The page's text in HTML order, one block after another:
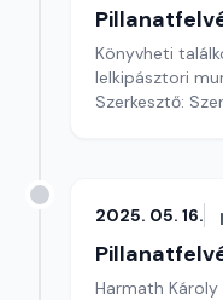
Könyvheti
lelkipásztori
Szerkesztő:
2025. 05. 16.
Harmath Károly